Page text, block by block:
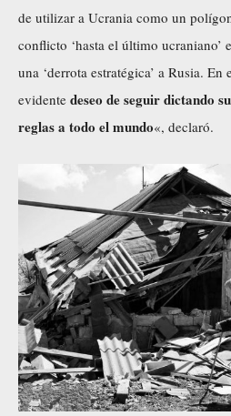
de utilizar a Ucrania como un
conflicto ‘hasta el último
una ‘derrota estratégica’ a Rusia.
evidente deseo de seguir dictando
reglas a todo el mundo«, declaró.